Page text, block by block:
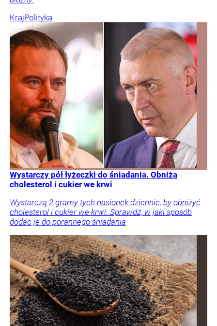
KrajPolityka
Wystarczy pół łyżeczki do śniadania. Obniża
cholesterol i cukier we krwi
Wystarczą 2 gramy tych nasionek dziennie, by obniżyć
cholesterol i cukier we krwi. Sprawdź, w jaki sposób
dodać je do porannego śniadania